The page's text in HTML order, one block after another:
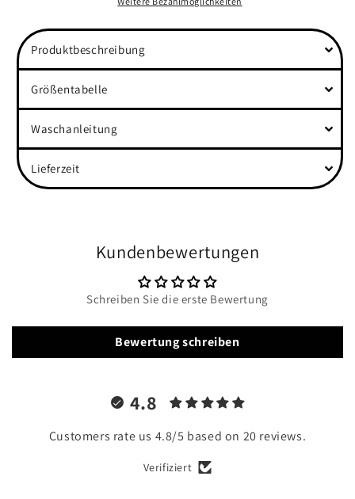
Produktbeschreibung
Größentabelle
Waschanleitung
Lieferzeit
Kundenbewertungen
Schreiben Sie die erste Bewertung
Bewertung schreiben
4.8
Customers rate us 4.8/5 based on 20 reviews.
Verifiziert